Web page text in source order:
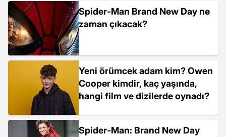
Spider-Man Brand New Day ne
zaman çıkacak?
Yeni örümcek adam kim? Owen
Cooper kimdir, kaç yaşında,
hangi film ve dizilerde oynadı?
Spider-Man: Brand New Day